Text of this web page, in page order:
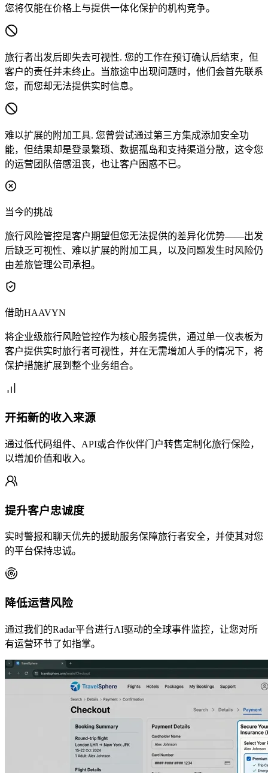
您将仅能在价格上与提供一体化保护的机构竞争。
旅行者出发后即失去可视性. 您的工作在预订确认后结束，但
客户的责任并未终止。当旅途中出现问题时，他们会首先联系
您，而您却无法提供实时信息。
难以扩展的附加工具. 您曾尝试通过第三方集成添加安全功
能，但结果却是登录繁琐、数据孤岛和支持渠道分散，这令您
的运营团队倍感沮丧，也让客户困惑不已。
当今的挑战
旅行风险管控是客户期望但您无法提供的差异化优势——出发
后缺乏可视性、难以扩展的附加工具，以及问题发生时风险仍
由差旅管理公司承担。
借助HAAVYN
将企业级旅行风险管控作为核心服务提供，通过单一仪表板为
客户提供实时旅行者可视性，并在无需增加人手的情况下，将
保护措施扩展到整个业务组合。
开拓新的收入来源
通过低代码组件、API或合作伙伴门户转售定制化旅行保险，
以增加价值和收入。
提升客户忠诚度
实时警报和聊天优先的援助服务保障旅行者安全，并使其对您
的平台保持忠诚。
降低运营风险
通过我们的Radar平台进行AI驱动的全球事件监控，让您对所
有运营环节了如指掌。